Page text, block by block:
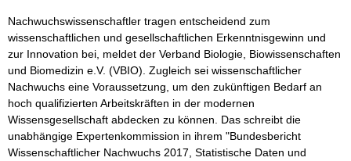
Nachwuchswissenschaftler tragen entscheidend zum
wissenschaftlichen und gesellschaftlichen Erkenntnisgewinn und
zur Innovation bei, meldet der Verband Biologie, Biowissenschaften
und Biomedizin e.V. (VBIO). Zugleich sei wissenschaftlicher
Nachwuchs eine Voraussetzung, um den zukünftigen Bedarf an
hoch qualifizierten Arbeitskräften in der modernen
Wissensgesellschaft abdecken zu können. Das schreibt die
unabhängige Expertenkommission in ihrem "Bundesbericht
Wissenschaftlicher Nachwuchs 2017, Statistische Daten und